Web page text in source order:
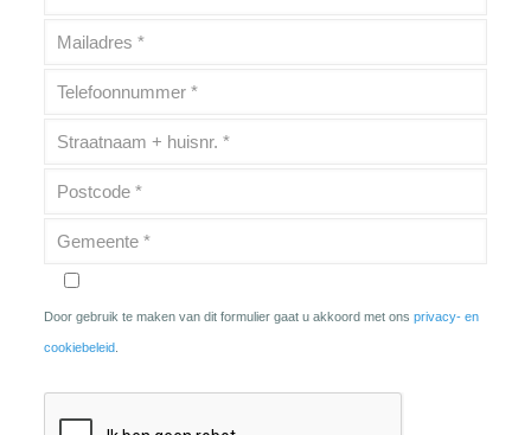
Door gebruik te maken van dit formulier gaat u akkoord met ons privacy- en
cookiebeleid.